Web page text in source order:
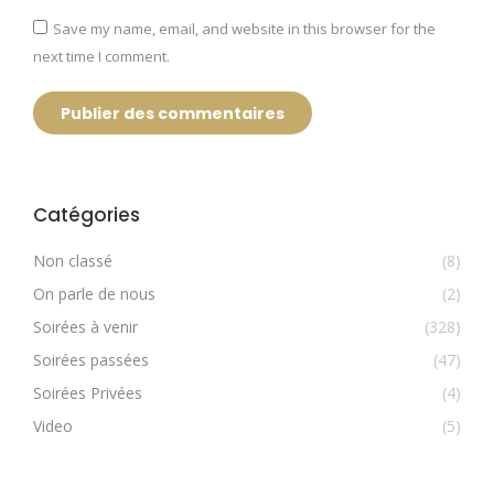
Save my name, email, and website in this browser for the
next time I comment.
Publier des commentaires
Catégories
Non classé
(8)
On parle de nous
(2)
Soirées à venir
(328)
Soirées passées
(47)
Soirées Privées
(4)
Video
(5)